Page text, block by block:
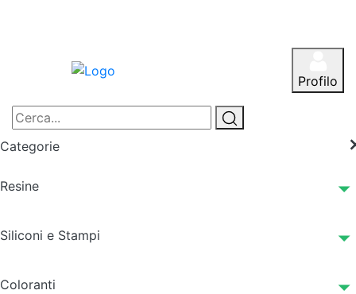
Profilo
Categorie
Resine
Siliconi e Stampi
Coloranti